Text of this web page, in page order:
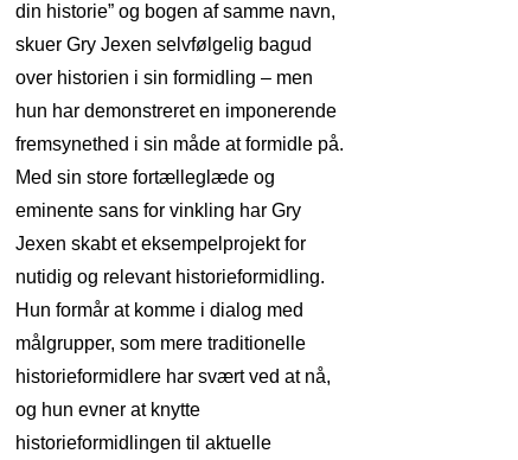
din historie” og bogen af samme navn,
skuer Gry Jexen selvfølgelig bagud
over historien i sin formidling – men
hun har demonstreret en imponerende
fremsynethed i sin måde at formidle på.
Med sin store fortælleglæde og
eminente sans for vinkling har Gry
Jexen skabt et eksempelprojekt for
nutidig og relevant historieformidling.
Hun formår at komme i dialog med
målgrupper, som mere traditionelle
historieformidlere har svært ved at nå,
og hun evner at knytte
historieformidlingen til aktuelle